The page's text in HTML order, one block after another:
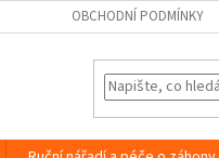
OBCHODNÍ PODMÍNKY